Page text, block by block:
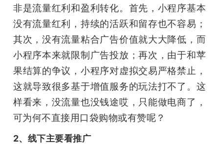
非是流量红利和盈利转化。首先，小程序基本
没有流量红利，持续的活跃和留存也不容易；
其次，没有流量粘合广告价值就大大降低，而
小程序本来就限制广告投放；再次，由于和苹
果结算的争议，小程序对虚拟交易严格禁止，
这就导致很多基于增值服务的玩法打不了。这
样看来，没流量也没钱途哎，只能做电商了，
可为何不直接用口袋购物或有赞呢？
2、线下主要看推广